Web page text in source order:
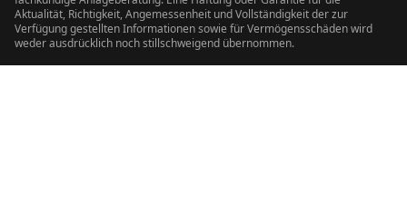
Aktualität, Richtigkeit, Angemessenheit und Vollständigkeit der zur
Verfügung gestellten Informationen sowie für Vermögensschäden wird
weder ausdrücklich noch stillschweigend übernommen.